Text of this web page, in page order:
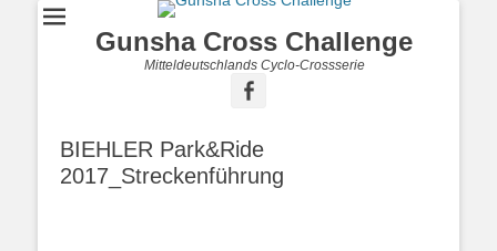
Gunsha Cross Challenge
Mitteldeutschlands Cyclo-Crossserie
BIEHLER Park&Ride
2017_Streckenführung